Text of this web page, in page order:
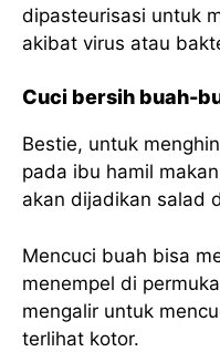
dipasteurisasi untuk
akibat virus atau
Cuci bersih buah-
Bestie, untuk
pada ibu hamil
akan dijadikan salad
Mencuci buah bisa
menempel di
mengalir untuk
terlihat kotor.